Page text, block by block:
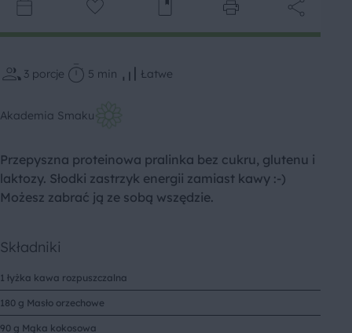
3 porcje 5 min Łatwe
Akademia Smaku
Przepyszna proteinowa pralinka bez cukru, glutenu i
laktozy. Słodki zastrzyk energii zamiast kawy :-)
Możesz zabrać ją ze sobą wszędzie.
Składniki
1 łyżka kawa rozpuszczalna
180 g Masło orzechowe
90 g Mąka kokosowa